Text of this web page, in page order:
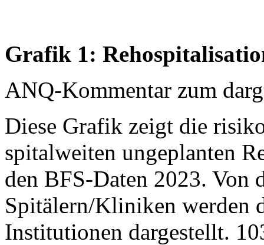
Grafik 1:
ANQ-Kommentar zum
Diese Grafik zeigt die
spitalweiten ungeplanten
den BFS-Daten 2023. Von
Spitälern/Kliniken werden
Institutionen dargestellt.